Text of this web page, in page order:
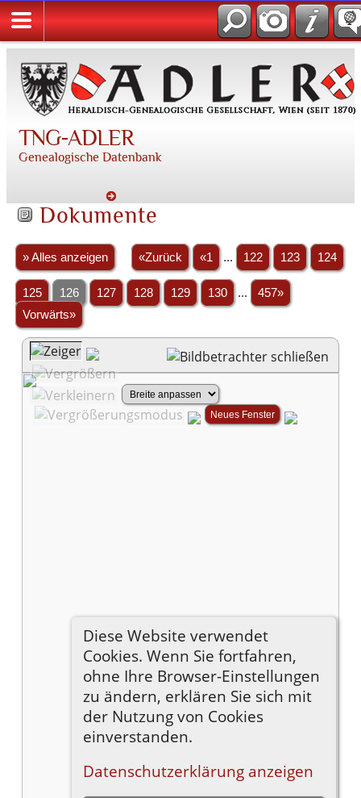
TNG-ADLER
Genealogische Datenbank
Dokumente
» Alles anzeigen «Zurück «1 ... 122 123 124
125 126 127 128 129 130 ...
457»
Vorwärts»